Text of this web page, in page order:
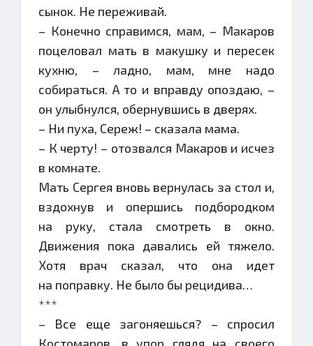
сынок. Не переживай.
– Конечно справимся, мам, – Макаров
поцеловал мать в макушку и пересек
кухню, – ладно, мам, мне надо
собираться. А то и вправду опоздаю, –
он улыбнулся, обернувшись в дверях.
– Ни пуха, Сереж! – сказала мама.
– К черту! – отозвался Макаров и исчез
в комнате.
Мать Сергея вновь вернулась за стол и,
вздохнув и опершись подбородком
на руку, стала смотреть в окно.
Движения пока давались ей тяжело.
Хотя врач сказал, что она идет
на поправку. Не было бы рецидива…
***
– Все еще загоняешься? – спросил